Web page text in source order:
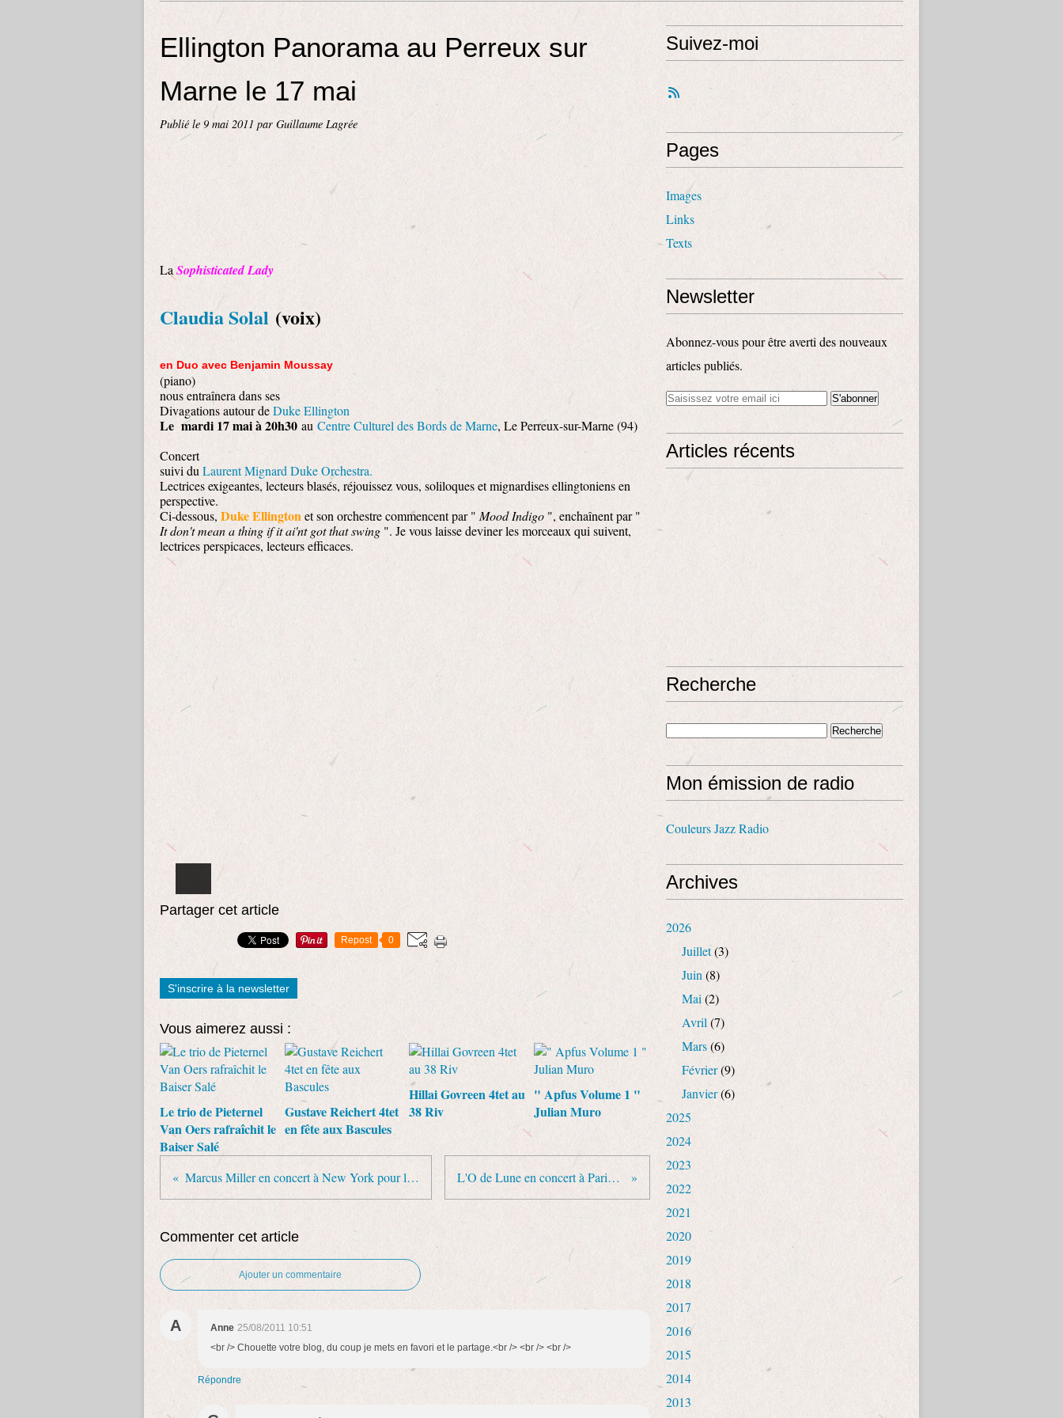
Ellington Panorama au Perreux sur
Marne le 17 mai
Publié le 9 mai 2011 par Guillaume Lagrée
La Sophisticated Lady
Claudia Solal (voix)
en Duo avec Benjamin Moussay
(piano)
nous entraînera dans ses
Divagations autour deDuke Ellington
Le mardi 17 mai à 20h30 au Centre Culturel des Bords de Marne, Le Perreux-sur-Marne (94)
Concert
suivi du Laurent Mignard Duke Orchestra.
Lectrices exigeantes, lecteurs blasés, réjouissez vous, soliloques et mignardises ellingtoniens en
perspective.
Ci-dessous, Duke Ellingtonet son orchestre commencent par " Mood Indigo ", enchaînent par "
It don't mean a thing if it ai'nt got that swing ". Je vous laisse deviner les morceaux qui suivent,
lectrices perspicaces, lecteurs efficaces.
Partager cet article
Repost 0
S'inscrire à la newsletter
Vous aimerez aussi :
Le trio de Pieternel
Van Oers rafraîchit le
Baiser Salé
Gustave Reichert 4tet
en fête aux Bascules
Hillai Govreen 4tet au
38 Riv
" Apfus Volume 1 "
Julian Muro
Marcus Miller en concert à New York pour le Japon le dimanche 15 mai L'O de Lune en concert à Paris les 26 mai et 14 juin
Commenter cet article
Ajouter un commentaire
A Anne 25/08/2011 10:51
<br /> Chouette votre blog, du coup je mets en favori et le partage.<br /> <br /> <br />
Répondre
Suivez-moi
Pages
Images
Links
Texts
Newsletter
Abonnez-vous pour être averti des nouveaux
articles publiés.
Articles récents
Recherche
Mon émission de radio
Couleurs Jazz Radio
Archives
2026
Juillet(3)
Juin (8)
Mai (2)
Avril (7)
Mars(6)
Février(9)
Janvier(6)
2025
2024
2023
2022
2021
2020
2019
2018
2017
2016
2015
2014
2013